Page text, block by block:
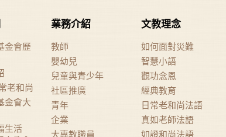
金會歷
老和尚
金會大
生活
業務介紹
教師
嬰幼兒
兒童與青少年
社區推廣
青年
企業
大專教職員
文教理念
如何面對災難
智慧小語
觀功念恩
經典教育
日常老和尚法語
真如老師法語
如證和尚法語